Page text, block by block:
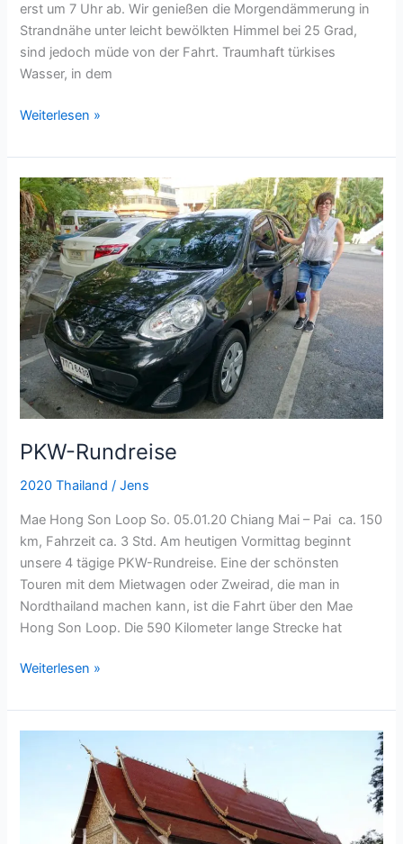
erst um 7 Uhr ab. Wir genießen die Morgendämmerung in
Strandnähe unter leicht bewölkten Himmel bei 25 Grad,
sind jedoch müde von der Fahrt. Traumhaft türkises
Wasser, in dem
Weiterlesen »
PKW-Rundreise
2020 Thailand /Jens
Mae Hong Son Loop So. 05.01.20 Chiang Mai – Pai ca. 150
km, Fahrzeit ca. 3 Std. Am heutigen Vormittag beginnt
unsere 4 tägige PKW-Rundreise. Eine der schönsten
Touren mit dem Mietwagen oder Zweirad, die man in
Nordthailand machen kann, ist die Fahrt über den Mae
Hong Son Loop. Die 590 Kilometer lange Strecke hat
PKW-
Rundreise
Weiterlesen »